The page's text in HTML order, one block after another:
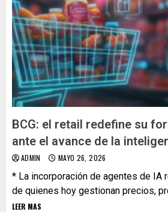
BCG: el retail redefine su
ante el avance de la
ADMIN MAYO 26, 2026
* La incorporación de agentes de IA
de quienes hoy gestionan precios,
LEER MAS